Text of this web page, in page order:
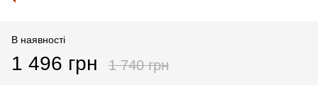
В наявності
1 496 грн 1 740 грн